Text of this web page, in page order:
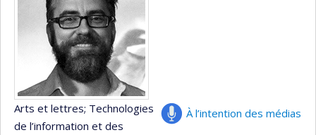
À l’intention des médias
Arts et lettres; Technologies
de l’information et des